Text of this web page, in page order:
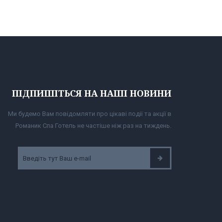
ПІДПИШІТЬСЯ НА НАШІ НОВИНИ
Ми будемо Вам повідомляти про цікаві події та акції в
Романик Спа Готель не частіше ніж раз на тиждень.